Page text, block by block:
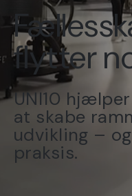
flytter
UNI10
at skabe
udvikling –
praksis.